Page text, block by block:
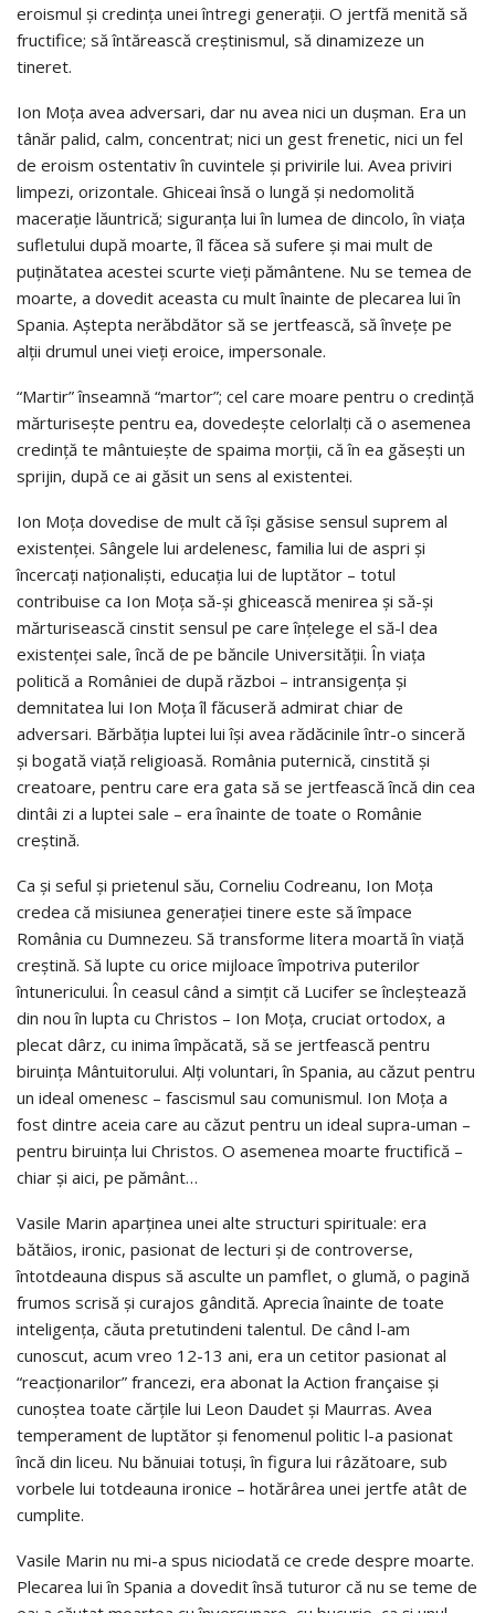
eroismul şi credinţa unei întregi generaţii. O jertfă menită să
fructifice; să întărească creştinismul, să dinamizeze un
tineret.
Ion Moţa avea adversari, dar nu avea nici un duşman. Era un
tânăr palid, calm, concentrat; nici un gest frenetic, nici un fel
de eroism ostentativ în cuvintele şi privirile lui. Avea priviri
limpezi, orizontale. Ghiceai însă o lungă şi nedomolită
maceraţie lăuntrică; siguranţa lui în lumea de dincolo, în viaţa
sufletului după moarte, îl făcea să sufere şi mai mult de
puţinătatea acestei scurte vieţi pământene. Nu se temea de
moarte, a dovedit aceasta cu mult înainte de plecarea lui în
Spania. Aştepta nerăbdător să se jertfească, să înveţe pe
alţii drumul unei vieţi eroice, impersonale.
“Martir” înseamnă “martor”; cel care moare pentru o credinţă
mărturiseşte pentru ea, dovedeşte celorlalţi că o asemenea
credinţă te mântuieşte de spaima morţii, că în ea găseşti un
sprijin, după ce ai găsit un sens al existentei.
Ion Moţa dovedise de mult că îşi găsise sensul suprem al
existenţei. Sângele lui ardelenesc, familia lui de aspri şi
încercaţi naţionalişti, educaţia lui de luptător – totul
contribuise ca Ion Moţa să-şi ghicească menirea şi să-şi
mărturisească cinstit sensul pe care înţelege el să-l dea
existenţei sale, încă de pe băncile Universităţii. În viaţa
politică a României de după război – intransigenţa şi
demnitatea lui Ion Moţa îl făcuseră admirat chiar de
adversari. Bărbăţia luptei lui îşi avea rădăcinile într-o sinceră
şi bogată viaţă religioasă. România puternică, cinstită şi
creatoare, pentru care era gata să se jertfească încă din cea
dintâi zi a luptei sale – era înainte de toate o Românie
creştină.
Ca şi seful şi prietenul său, Corneliu Codreanu, Ion Moţa
credea că misiunea generaţiei tinere este să împace
România cu Dumnezeu. Să transforme litera moartă în viaţă
creştină. Să lupte cu orice mijloace împotriva puterilor
întunericului. În ceasul când a simţit că Lucifer se încleştează
din nou în lupta cu Christos – Ion Moţa, cruciat ortodox, a
plecat dârz, cu inima împăcată, să se jertfească pentru
biruinţa Mântuitorului. Alţi voluntari, în Spania, au căzut pentru
un ideal omenesc – fascismul sau comunismul. Ion Moţa a
fost dintre aceia care au căzut pentru un ideal supra-uman –
pentru biruinţa lui Christos. O asemenea moarte fructifică –
chiar şi aici, pe pământ…
Vasile Marin aparţinea unei alte structuri spirituale: era
bătăios, ironic, pasionat de lecturi şi de controverse,
întotdeauna dispus să asculte un pamflet, o glumă, o pagină
frumos scrisă şi curajos gândită. Aprecia înainte de toate
inteligenţa, căuta pretutindeni talentul. De când l-am
cunoscut, acum vreo 12-13 ani, era un cetitor pasionat al
“reacţionarilor” francezi, era abonat la Action française şi
cunoştea toate cărţile lui Leon Daudet şi Maurras. Avea
temperament de luptător şi fenomenul politic l-a pasionat
încă din liceu. Nu bănuiai totuşi, în figura lui râzătoare, sub
vorbele lui totdeauna ironice – hotărârea unei jertfe atât de
cumplite.
Vasile Marin nu mi-a spus niciodată ce crede despre moarte.
Plecarea lui în Spania a dovedit însă tuturor că nu se teme de